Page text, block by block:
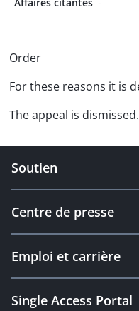
Order
For these reasons it is
The appeal is dismissed.
Soutien
Centre de presse
Emploi et carrière
Single Access Portal